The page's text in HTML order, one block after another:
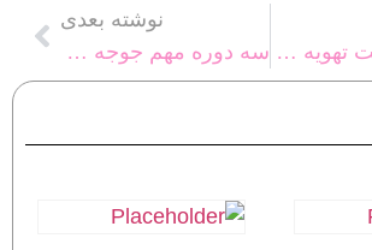
نقش و اهميت تهویه در سالن‌هاي پرورش طیور
نوشته بعدی
سه دوره مهم جوجه گوشتی